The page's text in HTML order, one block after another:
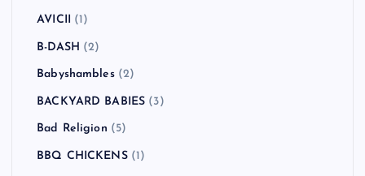
AVICII (1)
B-DASH (2)
Babyshambles(2)
BACKYARD BABIES (3)
Bad Religion (5)
BBQ CHICKENS(1)